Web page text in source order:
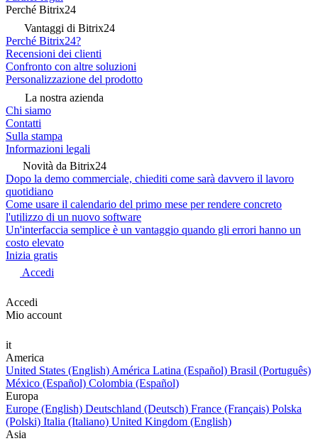
Perché Bitrix24
Vantaggi di Bitrix24
Perché Bitrix24?
Recensioni dei clienti
Confronto con altre soluzioni
Personalizzazione del prodotto
La nostra azienda
Chi siamo
Contatti
Sulla stampa
Informazioni legali
Novità da Bitrix24
Dopo la demo commerciale, chiediti come sarà davvero il lavoro
quotidiano
Come usare il calendario del primo mese per rendere concreto
l'utilizzo di un nuovo software
Un'interfaccia semplice è un vantaggio quando gli errori hanno un
costo elevato
Inizia gratis
Accedi
Accedi
Mio account
it
America
United States (English) América Latina (Español) Brasil (Português)
México (Español) Colombia (Español)
Europa
Europe (English) Deutschland (Deutsch) France (Français) Polska
(Polski) Italia (Italiano) United Kingdom (English)
Asia